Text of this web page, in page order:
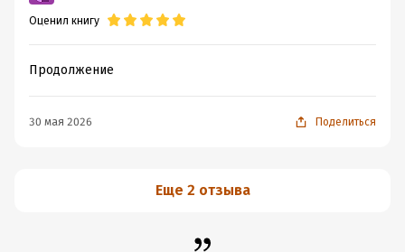
Оценил книгу
Продолжение
30 мая 2026 Поделиться
Еще 2 отзыва